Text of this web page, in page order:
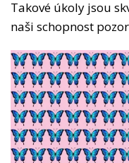
Takové úkoly jsou
naši schopnost